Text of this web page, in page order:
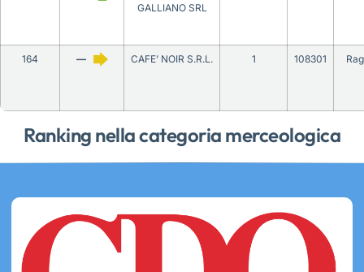
Ranking nella categoria merceologica
GALLIANO SRL
164 — CAFE’ NOIR S.R.L. 1 108301